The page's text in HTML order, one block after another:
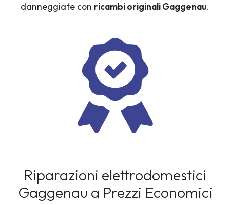
danneggiate con ricambi originali Gaggenau.
Riparazioni elettrodomestici
Gaggenau a Prezzi Economici